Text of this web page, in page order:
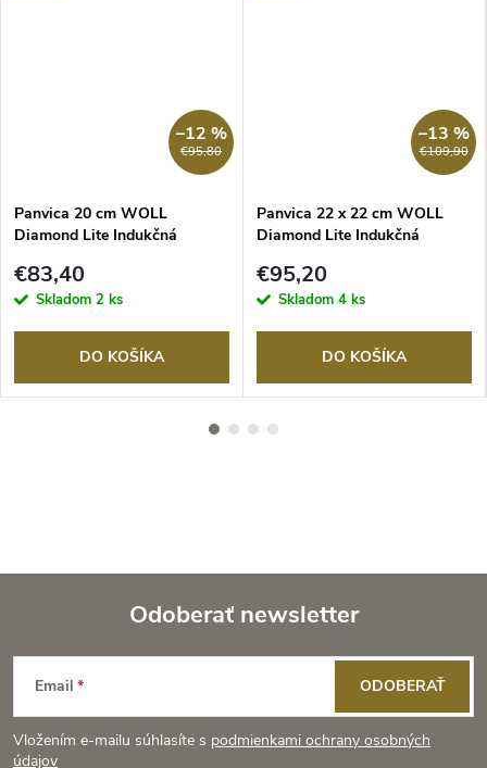
€95,80
–12 %
Panvica 20 cm WOLL
Diamond Lite Indukčná
rukoväťou
€83,40
Skladom 2 ks
DO KOŠÍKA
€109,90
–13 %
Panvica 22 x 22 cm WOLL
Diamond Lite Indukčná
rukoväťou
€95,20
Skladom 4 ks
DO KOŠÍKA
Z
á
Odoberať newsletter
Email
Vložením e-mailu súhlasíte s podmienkami ochrany osobných
údajov
ODOBERAŤ